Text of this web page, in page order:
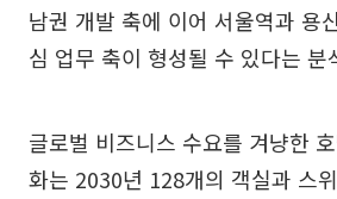
남권 개발 축에 이어 서울역과 용
심 업무 축이 형성될 수 있다는 분
글로벌 비즈니스 수요를 겨냥한
화는 2030년 128개의 객실과 스